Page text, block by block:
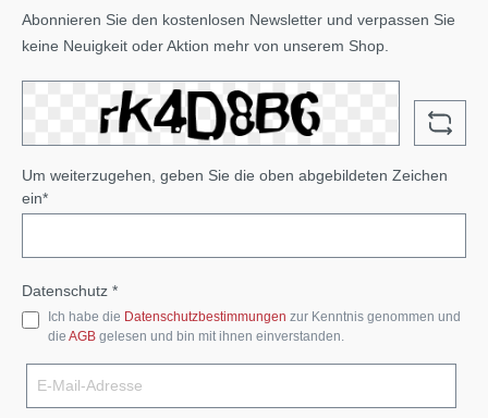
Abonnieren Sie den kostenlosen Newsletter und verpassen Sie
keine Neuigkeit oder Aktion mehr von unserem Shop.
Um weiterzugehen, geben Sie die oben abgebildeten Zeichen
ein*
Datenschutz *
Ich habe die Datenschutzbestimmungen zur Kenntnis genommen und
die AGB gelesen und bin mit ihnen einverstanden.